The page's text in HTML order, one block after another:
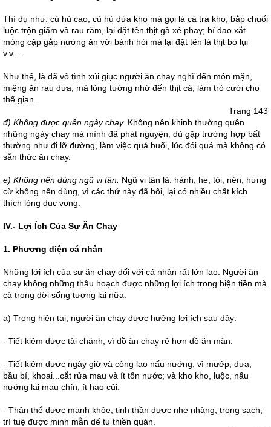
Thí dụ như: củ hủ cao, củ hủ dừa kho mà gọi là cá tra kho; bắp chuối
luộc trộn giấm và rau răm, lại đặt tên thịt gà xé phay; bí đao xắt
mỏng cặp gắp nướng ăn với bánh hỏi mà lại đặt tên là thịt bò lụi
v.v....
Như thế, là đã vô tình xúi giục người ăn chay nghĩ đến món mặn,
miệng ăn rau dưa, mà lòng tưởng nhớ đến thịt cá, làm trò cười cho
thế gian.
Trang 143
đ) Không được quên ngày chay. Không nên khinh thường quên
những ngày chay mà mình đã phát nguyện, dù gặp trường hợp bất
thường như đi lỡ đường, làm việc quá buổi, lúc đói quá mà không có
sẵn thức ăn chay.
e) Không nên dùng ngũ vị tân. Ngũ vị tân là: hành, hẹ, tỏi, nén, hưng
cừ không nên dùng, vì các thứ này đã hôi, lại có nhiều chất kích
thích lòng dục vọng.
IV.- Lợi Ích Của Sự Ăn Chay
1. Phương diện cá nhân
Những lới ích của sự ăn chay đối với cá nhân rất lớn lao. Người ăn
chay không những thâu hoạch được những lợi ích trong hiện tiền mà
cả trong đời sống tương lai nữa.
a) Trong hiện tại, người ăn chay được hưởng lợi ích sau đây:
- Tiết kiệm được tài chánh, vì đồ ăn chay rẻ hơn đồ ăn mặn.
- Tiết kiệm được ngày giờ và công lao nấu nướng, vì mướp, dưa,
bầu bí, khoai...cắt rửa mau và ít tốn nước; và kho kho, luộc, nấu
nướng lại mau chín, ít hao củi.
- Thân thể được mạnh khỏe; tinh thần được nhẹ nhàng, trong sạch;
trí tuệ được minh mẫn dể tu thiền quán.